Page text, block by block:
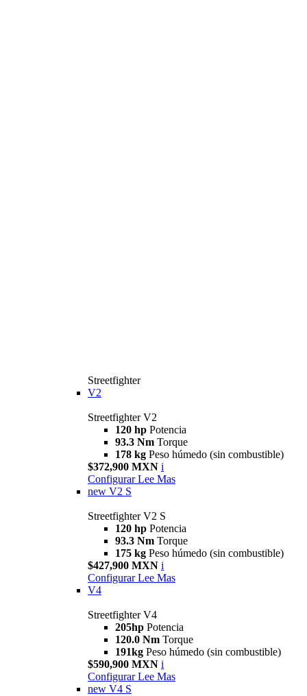
Streetfighter
V2
Streetfighter V2
120 hp Potencia
93.3 Nm Torque
178 kg Peso húmedo (sin combustible)
$372,900 MXN i
Configurar Lee Mas
new V2 S
Streetfighter V2 S
120 hp Potencia
93.3 Nm Torque
175 kg Peso húmedo (sin combustible)
$427,900 MXN i
Configurar Lee Mas
V4
Streetfighter V4
205hp Potencia
120.0 Nm Torque
191kg Peso húmedo (sin combustible)
$590,900 MXN i
Configurar Lee Mas
new V4 S